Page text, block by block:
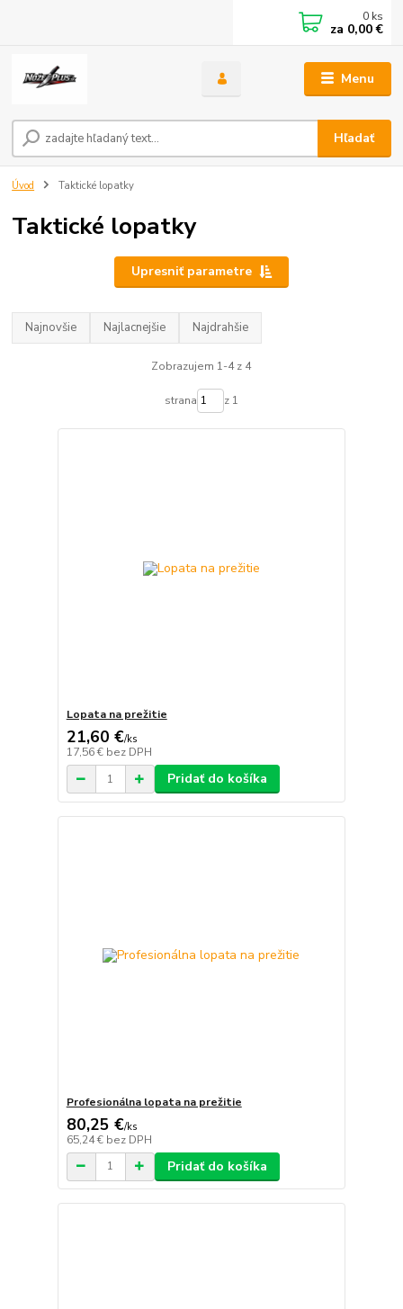
Menu
Hľadať
0 ks
za 0,00 €
Úvod Taktické lopatky
Taktické lopatky
Upresniť parametre
Najnovšie Najlacnejšie Najdrahšie
Zobrazujem 1-4 z 4
strana z 1
Lopata na prežitie
21,60 €/ks
17,56 € bez DPH
Pridať do košíka
Profesionálna lopata na prežitie
80,25 €/ks
65,24 € bez DPH
Pridať do košíka